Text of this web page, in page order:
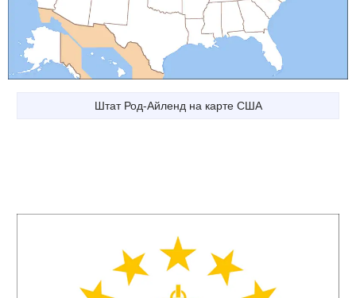
Штат Род-Айленд на карте США